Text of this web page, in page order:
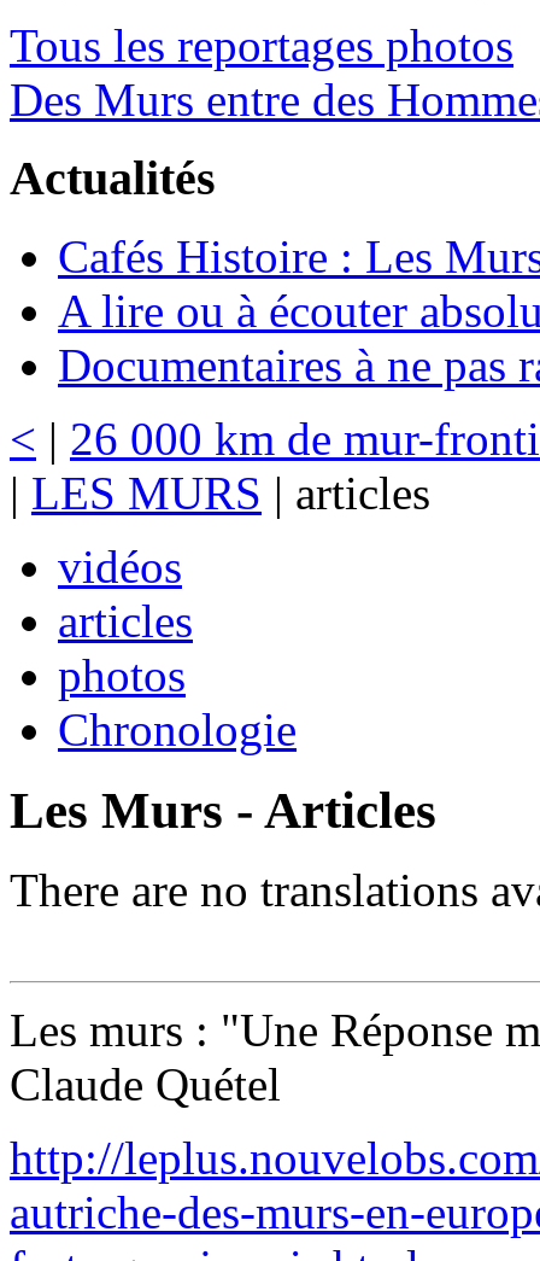
Tous les reportages photos
Des Murs entre des
Actualités
Cafés Histoire : Les
A lire ou à écouter
Documentaires à ne pas
< | 26 000 km de mur-
| LES MURS | articles
vidéos
articles
photos
Chronologie
Les Murs - Articles
There are no translations
Les murs : "Une Réponse
Claude Quétel
http://
autriche-des-murs-en-